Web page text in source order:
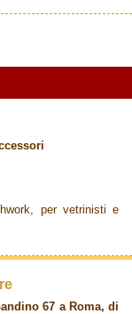
per vetrinisti e
67 a Roma, di